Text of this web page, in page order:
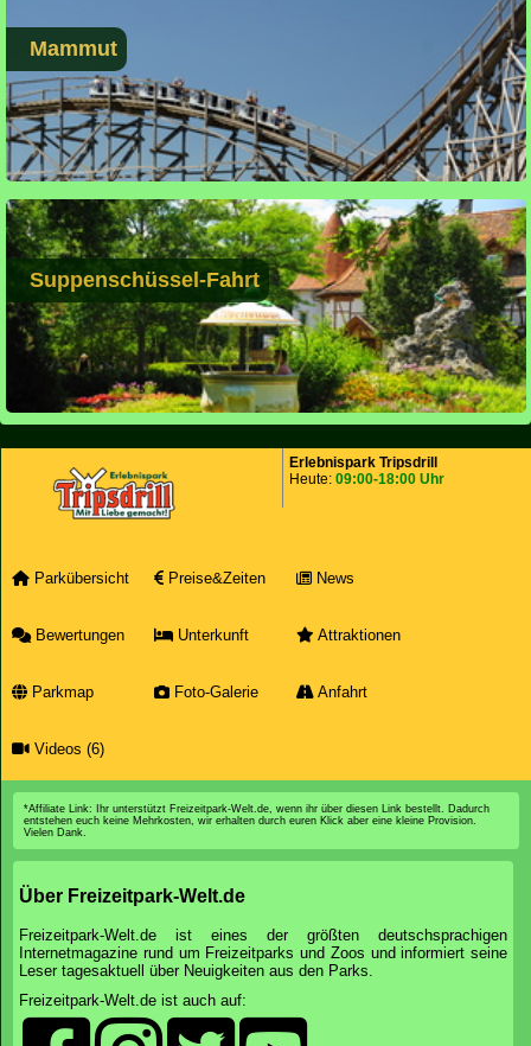
Mammut
Suppenschüssel-Fahrt
Erlebnispark Tripsdrill
Heute: 09:00-18:00 Uhr
Parkübersicht Preise&Zeiten News
Bewertungen Unterkunft Attraktionen
Parkmap Foto-Galerie Anfahrt
Videos (6)
*Affiliate Link: Ihr unterstützt Freizeitpark-Welt.de, wenn ihr über diesen Link bestellt. Dadurch
entstehen euch keine Mehrkosten, wir erhalten durch euren Klick aber eine kleine Provision.
Vielen Dank.
Über Freizeitpark-Welt.de
Freizeitpark-Welt.de ist eines der größten deutschsprachigen
Internetmagazine rund um Freizeitparks und Zoos und informiert seine
Leser tagesaktuell über Neuigkeiten aus den Parks.
Freizeitpark-Welt.de ist auch auf: